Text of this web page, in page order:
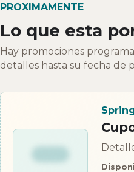
PROXIMAMENTE
Lo que esta
Hay promociones
detalles hasta su fecha de